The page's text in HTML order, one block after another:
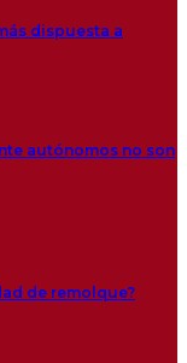
dispuesta a
autónomos no son
de remolque?